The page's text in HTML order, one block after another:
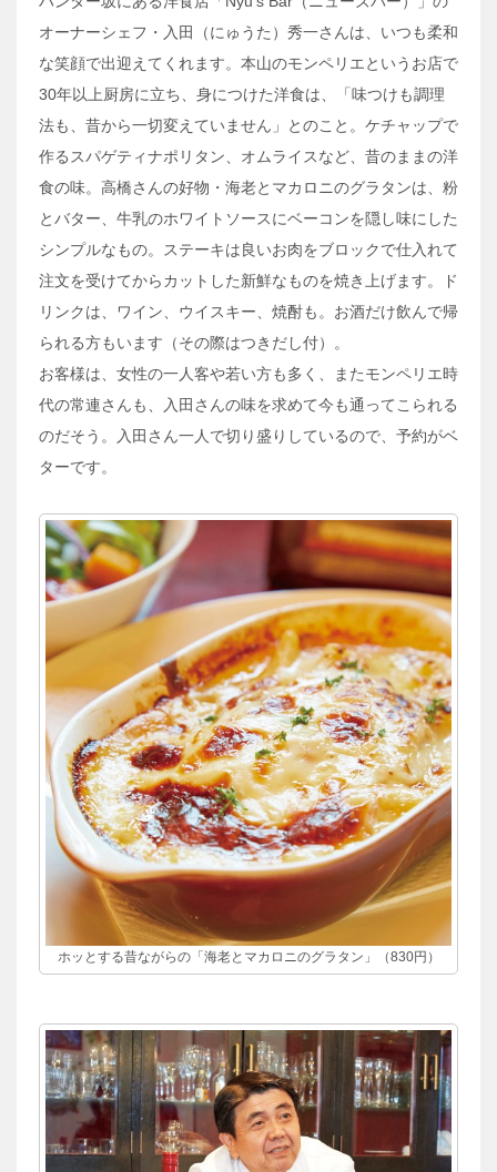
オーナーシェフ・入田（にゅうた）秀一さんは、いつも柔和
な笑顔で出迎えてくれます。本山のモンペリエというお店で
30年以上厨房に立ち、身につけた洋食は、「味つけも調理
法も、昔から一切変えていません」とのこと。ケチャップで
作るスパゲティナポリタン、オムライスなど、昔のままの洋
食の味。高橋さんの好物・海老とマカロニのグラタンは、粉
とバター、牛乳のホワイトソースにベーコンを隠し味にした
シンプルなもの。ステーキは良いお肉をブロックで仕入れて
注文を受けてからカットした新鮮なものを焼き上げます。ド
リンクは、ワイン、ウイスキー、焼酎も。お酒だけ飲んで帰
られる方もいます（その際はつきだし付）。
お客様は、女性の一人客や若い方も多く、またモンペリエ時
代の常連さんも、入田さんの味を求めて今も通ってこられる
のだそう。入田さん一人で切り盛りしているので、予約がベ
ターです。
ホッとする昔ながらの「海老とマカロニのグラタン」（830円）